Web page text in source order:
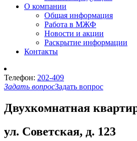
О компании
Общая информация
Работа в МЖФ
Новости и акции
Раскрытие информации
Контакты
Телефон: 202-409
Задать вопросЗадать вопрос
Двухкомнатная
ул. Советская, д. 123